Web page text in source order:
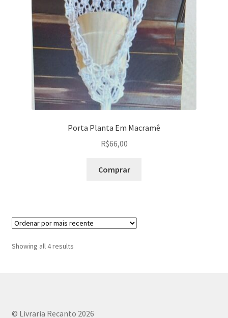
Porta Planta Em Macramê
R$66,00
Comprar
Showing all 4 resultsSorted
© Livraria Recanto 2026